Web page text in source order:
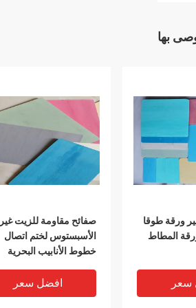
بها
صفائح مقاومة للزيت غير
الأسبستوس لختم اتصال
خطوط الأنابيب البحرية
افضل سعر
ورقة طوقا
المطاط
سعر